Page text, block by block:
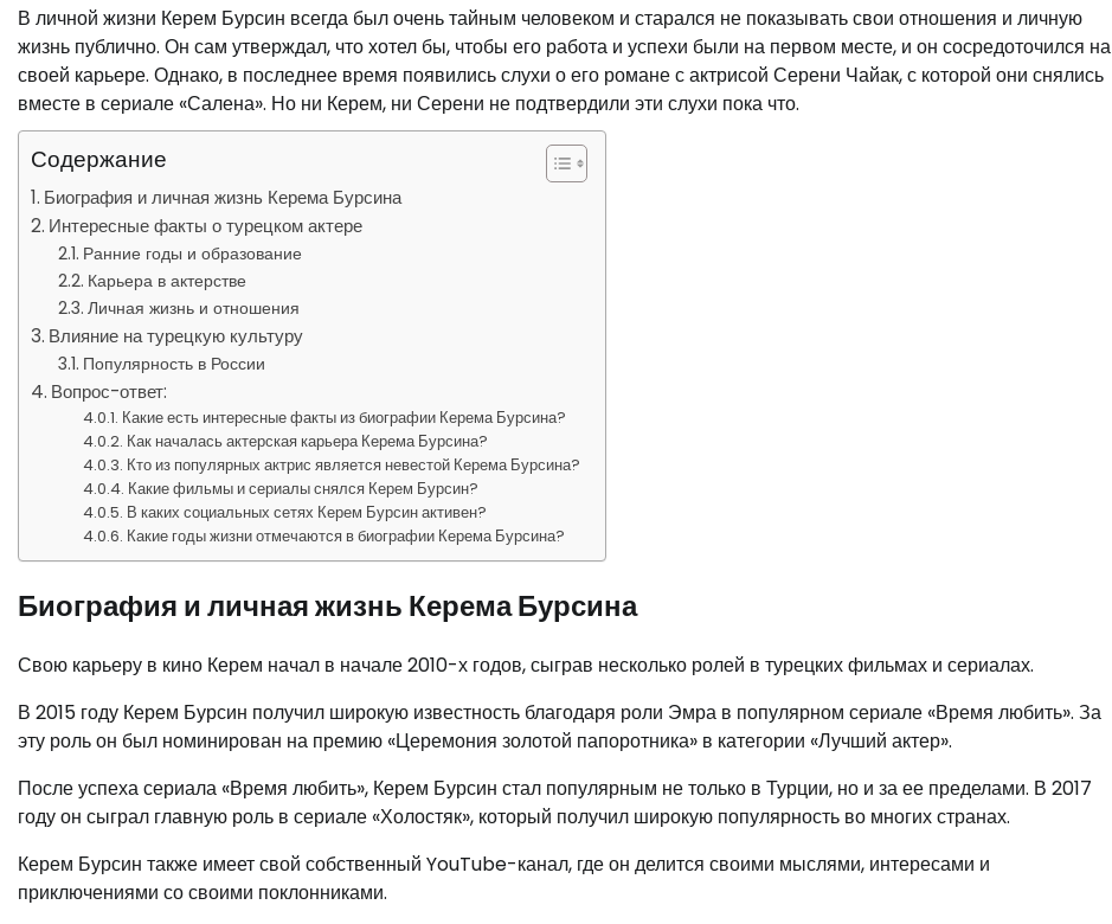
В личной жизни Керем Бурсин всегда был очень тайным человеком и старался не показывать свои отношения и личную
жизнь публично. Он сам утверждал, что хотел бы, чтобы его работа и успехи были на первом месте, и он сосредоточился на
своей карьере. Однако, в последнее время появились слухи о его романе с актрисой Серени Чайак, с которой они снялись
вместе в сериале «Салена». Но ни Керем, ни Серени не подтвердили эти слухи пока что.
Содержание
Биография и личная жизнь Керема Бурсина
Интересные факты о турецком актере
Ранние годы и образование
Карьера в актерстве
Личная жизнь и отношения
Влияние на турецкую культуру
Популярность в России
Вопрос-ответ:
Какие есть интересные факты из биографии Керема Бурсина?
Как началась актерская карьера Керема Бурсина?
Кто из популярных актрис является невестой Керема Бурсина?
Какие фильмы и сериалы снялся Керем Бурсин?
В каких социальных сетях Керем Бурсин активен?
Какие годы жизни отмечаются в биографии Керема Бурсина?
Биография и личная жизнь Керема Бурсина
Свою карьеру в кино Керем начал в начале 2010-х годов, сыграв несколько ролей в турецких фильмах и сериалах.
В 2015 году Керем Бурсин получил широкую известность благодаря роли Эмра в популярном сериале «Время любить». За
эту роль он был номинирован на премию «Церемония золотой папоротника» в категории «Лучший актер».
После успеха сериала «Время любить», Керем Бурсин стал популярным не только в Турции, но и за ее пределами. В 2017
году он сыграл главную роль в сериале «Холостяк», который получил широкую популярность во многих странах.
Керем Бурсин также имеет свой собственный YouTube-канал, где он делится своими мыслями, интересами и
приключениями со своими поклонниками.